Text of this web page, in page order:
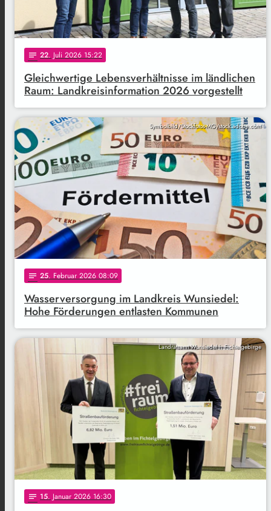
notes 22. Juli 2026 15:22
Gleichwertige Lebensverhältnisse im ländlichen
Raum: Landkreisinformation 2026 vorgestellt
Symbolbild/Stockfotos-MG/stock.adobe.com
notes 25. Februar 2026 08:09
Wasserversorgung im Landkreis Wunsiedel:
Hohe Förderungen entlasten Kommunen
Landratsamt Wunsiedel i. Fichtelgebirge
notes 15. Januar 2026 16:30